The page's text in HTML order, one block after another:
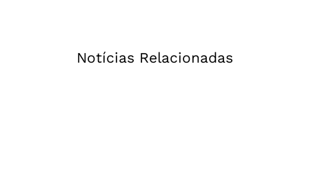
Notícias Relacionadas